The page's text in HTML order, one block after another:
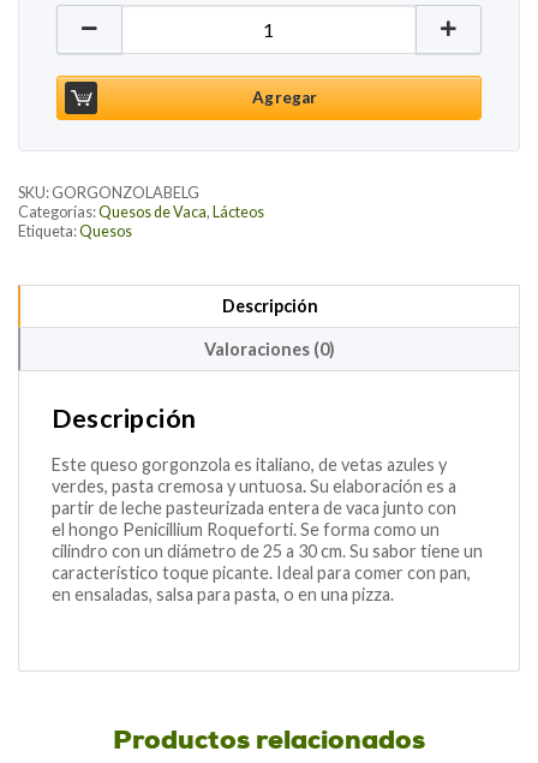
Queso Gorgonzola Belgioioso, 250g cantidad
Agregar
SKU: GORGONZOLABELG
Categorías:Quesos de Vaca, Lácteos
Etiqueta:Quesos
Descripción
Valoraciones (0)
Descripción
Este queso gorgonzola es italiano, de vetas azules y
verdes, pasta cremosa y untuosa.Su elaboración es a
partir de leche pasteurizada entera de vaca junto con
el hongo Penicillium Roqueforti. Se forma como un
cilindro con un diámetro de 25 a 30 cm. Su sabor tiene un
característico toque picante. Ideal para comer con pan,
en ensaladas, salsa para pasta, o en una pizza.
Productos relacionados